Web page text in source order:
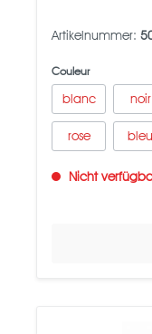
Artikelnummer:
Couleur
blanc noir
rose bleu
Nicht